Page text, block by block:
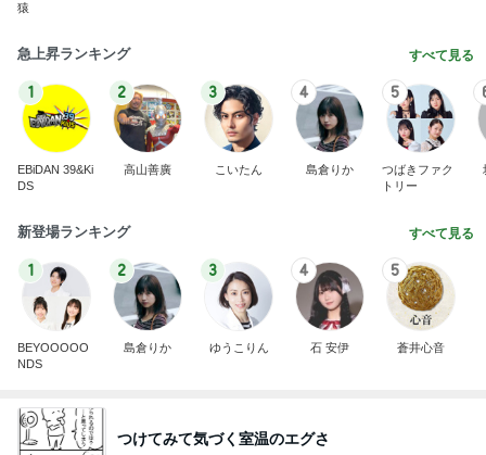
猿
急上昇ランキング すべて見る
1
EBiDAN 39&Ki
DS
2
高山善廣
3
こいたん
4
島倉りか
5
つばきファク
トリー
新登場ランキング すべて見る
1
BEYOOOOO
NDS
2
島倉りか
3
ゆうこりん
4
石 安伊
5
蒼井心音
つけてみて気づく室温のエグさ